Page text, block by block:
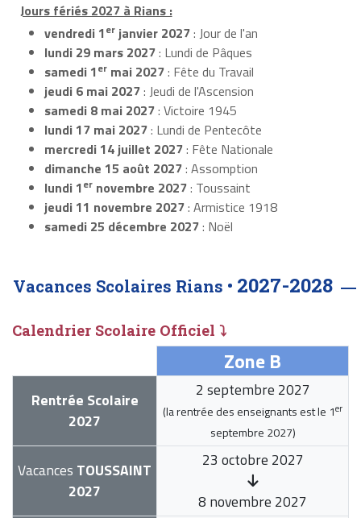
Jours fériés 2027 à Rians :
vendredi 1er janvier 2027: Jour de l'an
lundi 29 mars 2027: Lundi de Pâques
samedi 1er mai 2027: Fête du Travail
jeudi 6 mai 2027: Jeudi de l'Ascension
samedi 8 mai 2027: Victoire 1945
lundi 17 mai 2027: Lundi de Pentecôte
mercredi 14 juillet 2027: Fête Nationale
dimanche 15 août 2027: Assomption
lundi 1er novembre 2027: Toussaint
jeudi 11 novembre 2027: Armistice 1918
samedi 25 décembre 2027: Noël
Vacances Scolaires Rians • 2027-2028
Calendrier Scolaire Officiel ⤵
Zone B
Rentrée Scolaire
2027
2 septembre 2027
(la rentrée des enseignants est le 1er
septembre 2027)
Vacances TOUSSAINT
2027
23 octobre 2027
8 novembre 2027